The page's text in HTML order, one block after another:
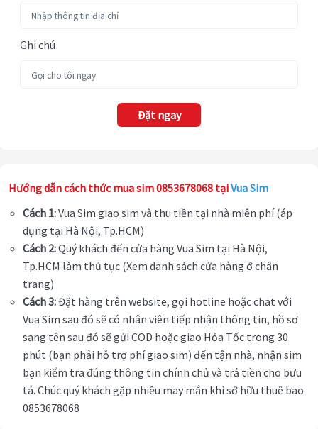
Ghi chú
Đặt ngay
Hướng dẫn cách thức mua sim 0853678068 tạiVua Sim
Cách 1:Vua Sim giao sim và thu tiền tại nhà miễn phí (áp
dụng tại Hà Nội, Tp.HCM)
Cách 2:Quý khách đến cửa hàng Vua Sim tại Hà Nội,
Tp.HCM làm thủ tục (Xem danh sách cửa hàng ở chân
trang)
Cách 3:Đặt hàng trên website, gọi hotline hoặc chat với
Vua Sim sau đó sẽ có nhân viên tiếp nhận thông tin, hồ sơ
sang tên sau đó sẽ gửi COD hoặc giao Hỏa Tốc trong 30
phút (bạn phải hỗ trợ phí giao sim) đến tận nhà, nhận sim
bạn kiểm tra đúng thông tin chính chủ và trả tiền cho bưu
tá. Chúc quý khách gặp nhiều may mắn khi sở hữu thuê bao
0853678068